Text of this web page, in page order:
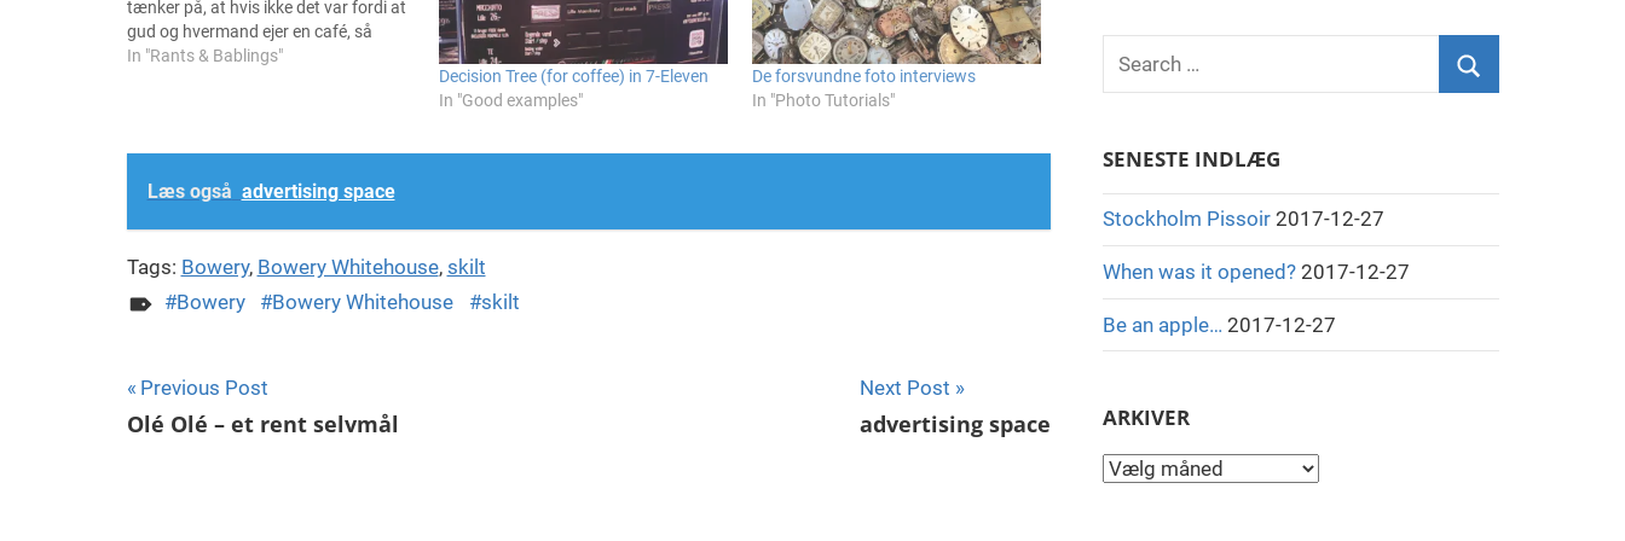
tænker på, at hvis ikke det var fordi at
gud og hvermand ejer en café, så
kunne det være fedt at åbne en. For
In "Rants & Bablings"
Decision Tree (for coffee) in 7-Eleven
In "Good examples"
De forsvundne foto interviews
In "Photo Tutorials"
Læs også advertising space
Tags: Bowery, Bowery Whitehouse, skilt
Bowery
Bowery Whitehouse skilt
Indlægsnavigation
Previous Post
Olé Olé – et rent selvmål
Next Post
advertising space
Search
for:
SENESTE INDLÆG
Stockholm Pissoir 2017-12-27
When was it opened? 2017-12-27
Be an apple… 2017-12-27
ARKIVER
Arkiver